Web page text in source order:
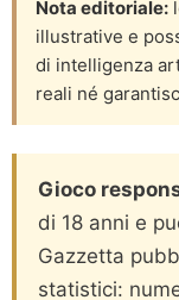
Nota editoriale:
illustrative e
di intelligenza
reali né
Gioco
di 18 anni e
Gazzetta
statistici: